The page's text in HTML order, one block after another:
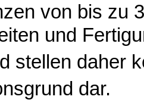
von bis zu
und
stellen daher
dar.